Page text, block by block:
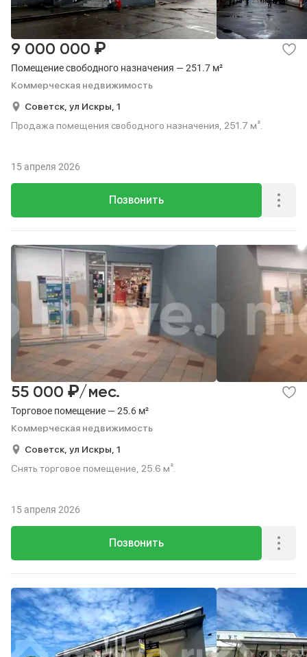
Помещение свободного назначения — 251.7 м²
Коммерческая недвижимость
9 000 000 ₽
Советск, ул Искры, 1
Продажа помещения свободного назначения, 251.7 м².
Позвонить
15 апреля 2026
Торговое помещение — 25.6 м²
Коммерческая недвижимость
55 000 ₽/мес.
Советск, ул Искры, 1
Снять торговое помещение, 25.6 м².
Позвонить
15 апреля 2026